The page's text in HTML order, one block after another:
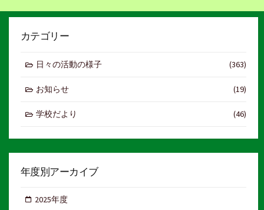
の
ペカテゴリー
日々の活動の様子 (363)
お知らせ (19)
学校だより (46)
年度別アーカイブ
2025年度